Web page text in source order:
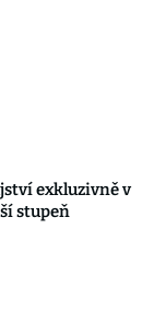
exkluzivně v
stupeň